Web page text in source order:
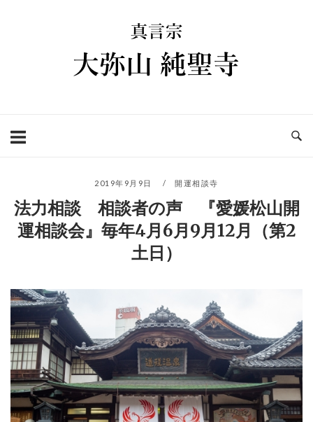
2019年9月9日 開運相談寺
法力相談 相談者の声 『愛媛松山開
運相談会』毎年4月6月9月12月（第2
土日）